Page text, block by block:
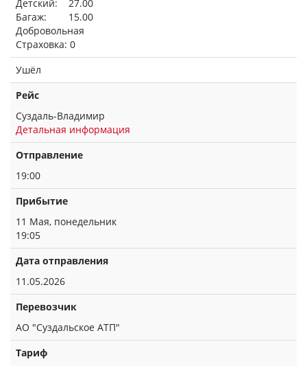
Детский: 27.00
Багаж: 15.00
Добровольная
Страховка: 0
Ушёл
Рейс
Суздаль-Владимир
Детальная информация
Отправление
19:00
Прибытие
11 Мая, понедельник
19:05
Дата отправления
11.05.2026
Перевозчик
АО "Суздальское АТП"
Тариф